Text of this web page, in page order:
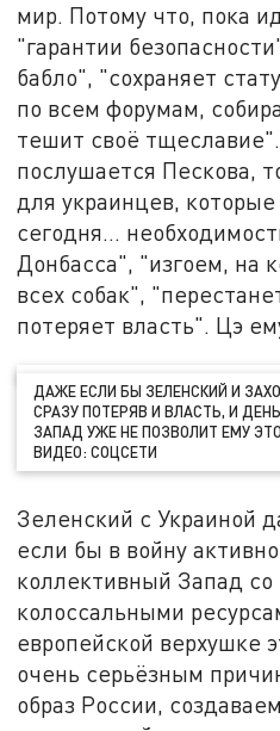
мир. Потому что, пока
"гарантии
бабло", "сохраняет
по всем форумам,
тешит своё
послушается Пескова,
для украинцев,
сегодня…
Донбасса", "изгоем, на
всех собак",
потеряет власть". Цэ
ДАЖЕ ЕСЛИ БЫ ЗЕЛЕНСКИЙ И
СРАЗУ ПОТЕРЯВ И ВЛАСТЬ, И
ЗАПАД УЖЕ НЕ ПОЗВОЛИТ ЕМУ
ВИДЕО: СОЦСЕТИ
Зеленский с Украиной
если бы в войну
коллективный Запад со
колоссальными
европейской верхушке
очень серьёзным
образ России,